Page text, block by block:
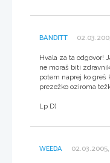
BANDITT
Hvala za ta odgovor!
ne moraš biti
potem naprej ko greš
prezežko oziroma
Lp D)
WEEDA